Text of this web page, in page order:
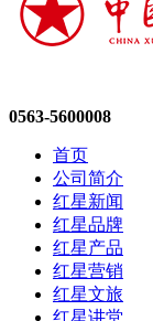
0563-5600008
首页
公司简介
红星新闻
红星品牌
红星产品
红星营销
红星文旅
红星讲堂